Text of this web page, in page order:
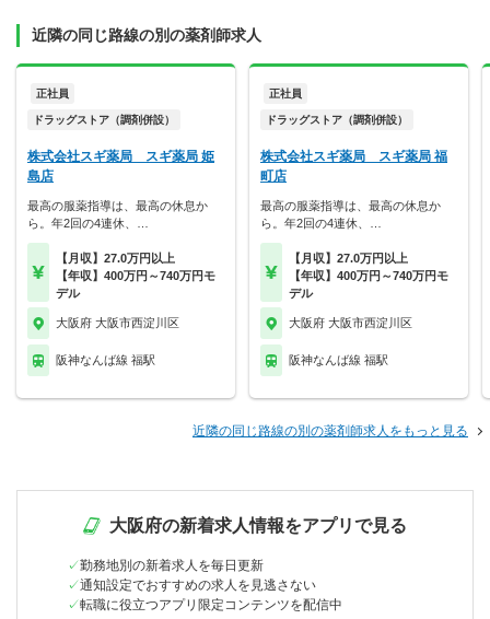
近隣の同じ路線の別の薬剤師求人
正社員
ドラッグストア（調剤併設）
株式会社スギ薬局 スギ薬局 姫
島店
最高の服薬指導は、最高の休息か
ら。年2回の4連休、…
【月収】27.0万円以上
【年収】400万円～740万円モ
デル
大阪府 大阪市西淀川区
阪神なんば線 福駅
正社員
ドラッグストア（調剤併設）
株式会社スギ薬局 スギ薬局 福
町店
最高の服薬指導は、最高の休息か
ら。年2回の4連休、…
【月収】27.0万円以上
【年収】400万円～740万円モ
デル
大阪府 大阪市西淀川区
阪神なんば線 福駅
近隣の同じ路線の別の薬剤師求人をもっと見る
大阪府の新着求人情報をアプリで見る
勤務地別の新着求人を毎日更新
通知設定でおすすめの求人を見逃さない
転職に役立つアプリ限定コンテンツを配信中